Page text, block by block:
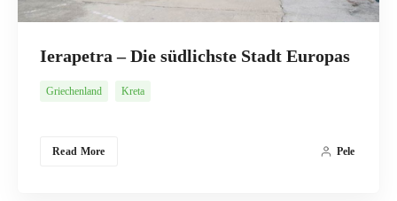
Ierapetra – Die südlichste Stadt Europas
Griechenland Kreta
Read More Pele